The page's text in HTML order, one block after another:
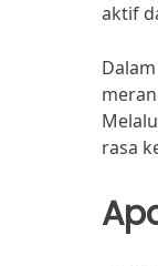
aktif
rasa